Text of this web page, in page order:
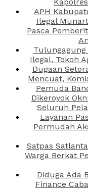
APH
Ilegal
Pasca
Ilegal, Tokoh
Dugaan
Mencuat,
Pemuda
Dikeroyok
Seluruh
Layanan
Permudah
Satpas
Warga Berkat
Diduga Ada
Finance